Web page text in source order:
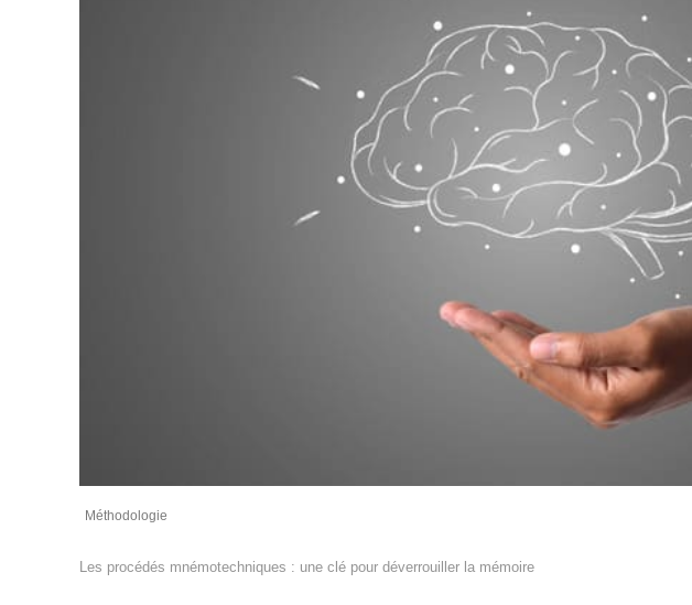
Méthodologie
Les procédés mnémotechniques : une clé pour déverrouiller la mémoire